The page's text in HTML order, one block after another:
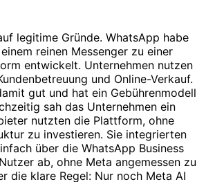
legitime Gründe. WhatsApp habe
reinen Messenger zu einer
entwickelt. Unternehmen nutzen
und Online-Verkauf.
gut und hat ein Gebührenmodell
sah das Unternehmen ein
nutzten die Plattform, ohne
zu investieren. Sie integrierten
über die WhatsApp Business
ab, ohne Meta angemessen zu
die klare Regel: Nur noch Meta AI